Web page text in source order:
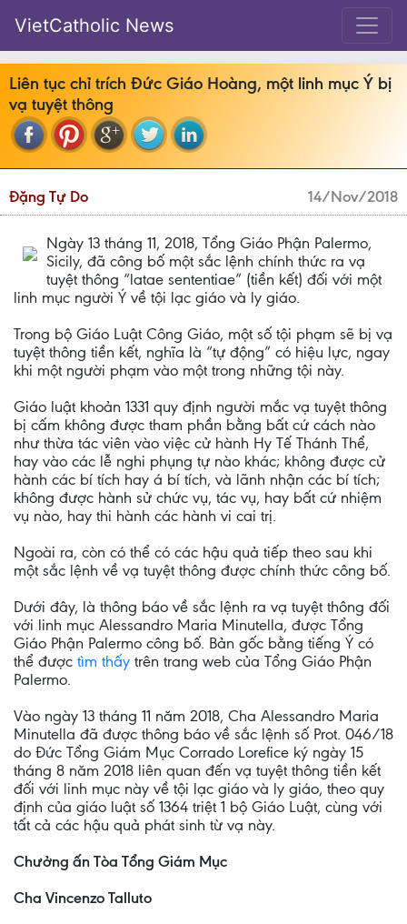
VietCatholic News
Liên tục chỉ trích Đức Giáo Hoàng, một linh mục Ý bị
vạ tuyệt thông
Đặng Tự Do 14/Nov/2018
Ngày 13 tháng 11, 2018, Tổng Giáo Phận Palermo,
Sicily, đã công bố một sắc lệnh chính thức ra vạ
tuyệt thông “latae sententiae” (tiền kết) đối với một
linh mục người Ý về tội lạc giáo và ly giáo.
Trong bộ Giáo Luật Công Giáo, một số tội phạm sẽ bị vạ
tuyệt thông tiền kết, nghĩa là “tự động” có hiệu lực, ngay
khi một người phạm vào một trong những tội này.
Giáo luật khoản 1331 quy định người mắc vạ tuyệt thông
bị cấm không được tham phần bằng bất cứ cách nào
như thừa tác viên vào việc cử hành Hy Tế Thánh Thể,
hay vào các lễ nghi phụng tự nào khác; không được cử
hành các bí tích hay á bí tích, và lãnh nhận các bí tích;
không được hành sử chức vụ, tác vụ, hay bất cứ nhiệm
vụ nào, hay thi hành các hành vi cai trị.
Ngoài ra, còn có thể có các hậu quả tiếp theo sau khi
một sắc lệnh về vạ tuyệt thông được chính thức công bố.
Dưới đây, là thông báo về sắc lệnh ra vạ tuyệt thông đối
với linh mục Alessandro Maria Minutella, được Tổng
Giáo Phận Palermo công bố. Bản gốc bằng tiếng Ý có
thể được tìm thấy trên trang web của Tổng Giáo Phận
Palermo.
Vào ngày 13 tháng 11 năm 2018, Cha Alessandro Maria
Minutella đã được thông báo về sắc lệnh số Prot. 046/18
do Đức Tổng Giám Mục Corrado Lorefice ký ngày 15
tháng 8 năm 2018 liên quan đến vạ tuyệt thông tiền kết
đối với linh mục này về tội lạc giáo và ly giáo, theo quy
định của giáo luật số 1364 triệt 1 bộ Giáo Luật, cùng với
tất cả các hậu quả phát sinh từ vạ này.
Chưởng ấn Tòa Tổng Giám Mục
Cha Vincenzo Talluto